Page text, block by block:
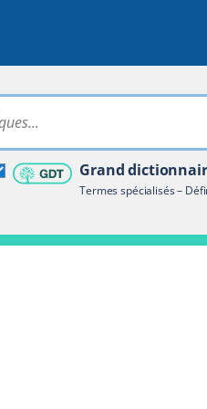
Rechercher dans tout le site
Grand
Termes spécialisés –